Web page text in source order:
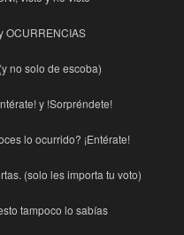
OCURRENCIAS
no solo de escoba)
y !Sorpréndete!
lo ocurrido? ¡Entérate!
(solo les importa tu voto)
tampoco lo sabías